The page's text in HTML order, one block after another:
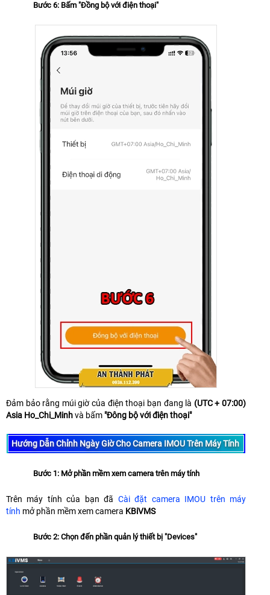
Bước 6: Bấm "Đồng bộ với điện thoại"
Đảm bảo rằng múi giờ của điện thoại bạn đang là (UTC + 07:00)
Asia Ho_Chi_Minhvà bấm "Đông bộ với điện thoại"
Hướng Dẫn Chỉnh Ngày Giờ Cho Camera IMOU Trên Máy Tính
Bước 1: Mở phần mềm xem camera trên máy tính
Trên máy tính của bạn đã Cài đặt camera IMOU trên máy
tính mở phần mềm xem camera KBiVMS
Bước 2: Chọn đến phần quản lý thiết bị "Devices"